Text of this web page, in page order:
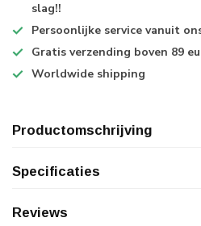
slag!!
Persoonlijke service vanuit
Gratis verzending boven 89
Worldwide shipping
Productomschrijving
Specificaties
Reviews